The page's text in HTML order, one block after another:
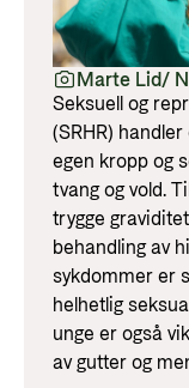
Marte Lid/
Seksuell og
(SRHR)
egen kropp og
tvang og vold.
trygge
behandling av
sykdommer er
helhetlig
unge er også
av gutter og